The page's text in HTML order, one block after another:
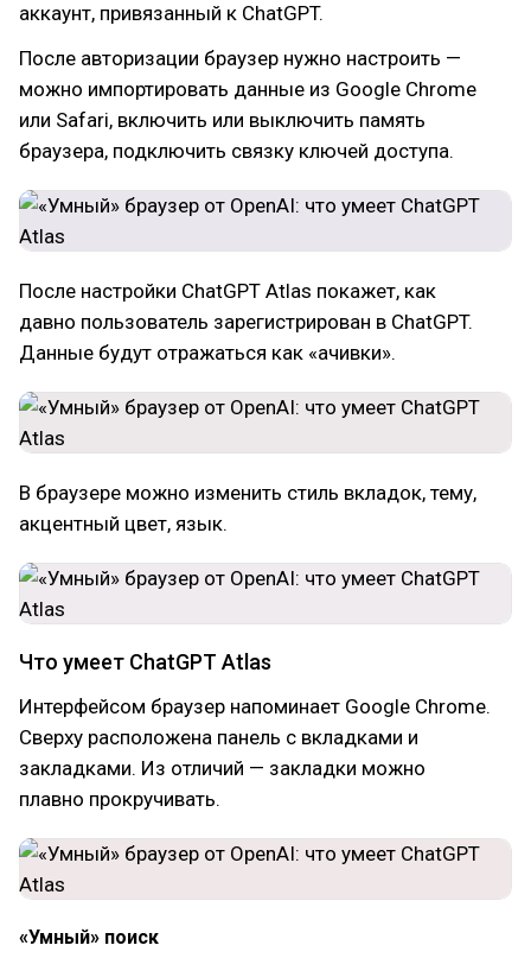
аккаунт, привязанный к ChatGPT.
После авторизации браузер нужно настроить —
можно импортировать данные из Google Chrome
или Safari, включить или выключить память
браузера, подключить связку ключей доступа.
После настройки ChatGPT Atlas покажет, как
давно пользователь зарегистрирован в ChatGPT.
Данные будут отражаться как «ачивки».
В браузере можно изменить стиль вкладок, тему,
акцентный цвет, язык.
Что умеет ChatGPT Atlas
Интерфейсом браузер напоминает Google Chrome.
Сверху расположена панель с вкладками и
закладками. Из отличий — закладки можно
плавно прокручивать.
«Умный» поиск